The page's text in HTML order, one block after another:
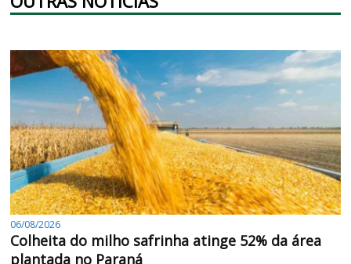
06/08/2026
Colheita do milho safrinha atinge 52% da área
plantada no Paraná